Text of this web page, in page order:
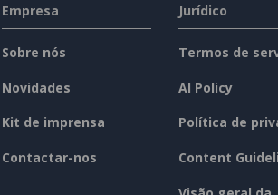
Empresa
Sobre nós
Novidades
Kit de imprensa
Contactar-nos
Jurídico
Termos de
AI Policy
Política de
Content